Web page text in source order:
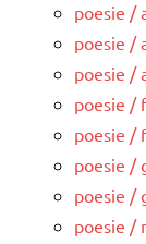
poesie /
poesie /
poesie /
poesie /
poesie /
poesie /
poesie /
poesie /